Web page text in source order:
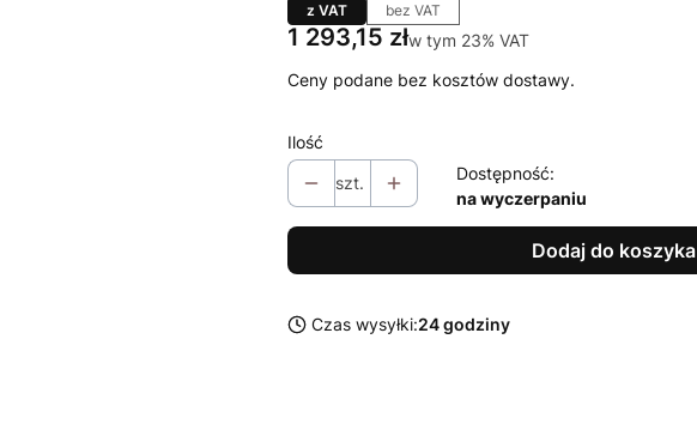
z VAT bez VAT
Cena
1 293,15 złw tym 23% VAT
w tym 23% VAT
Ceny podane bez kosztów dostawy.
Ilość
szt.
Dostępność:
na wyczerpaniu
Dodaj do koszyka
Czas wysyłki:24 godziny